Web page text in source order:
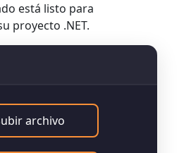
está listo para
proyecto .NET.
archivo